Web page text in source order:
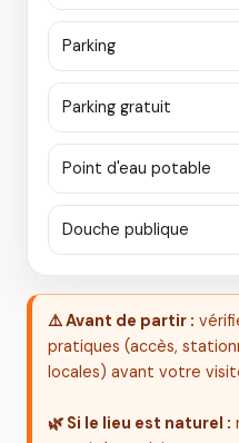
Parking
Parking gratuit
Point d'eau potable
Douche publique
⚠️ Avant de partir :
pratiques (accès,
locales) avant votre
🌿 Si le lieu est naturel :